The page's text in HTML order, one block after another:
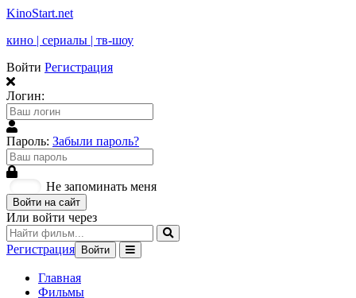
KinoStart.net
кино | сериалы | тв-шоу
Войти Регистрация
Логин:
Пароль: Забыли пароль?
Не запоминать меня
Войти на сайт
Или войти через
Регистрация Войти
Главная
Фильмы